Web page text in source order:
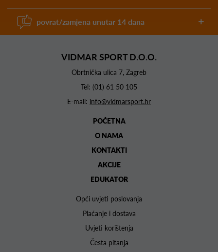
povrat/zamjena unutar 14 dana
VIDMAR SPORT D.O.O.
Obrtnička ulica 7, Zagreb
Tel: (01) 61 50 105
E-mail: info@vidmarsport.hr
POČETNA
O NAMA
KONTAKTI
AKCIJE
EDUKATOR
Opći uvjeti poslovanja
Plaćanje i dostava
Uvjeti korištenja
Česta pitanja